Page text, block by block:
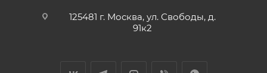
125481 г. Москва, ул. Свободы, д.
91к2